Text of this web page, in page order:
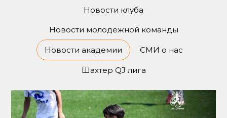
Новости клуба
Новости молодежной команды
Новости академии СМИ о нас
Шахтер QJ лига